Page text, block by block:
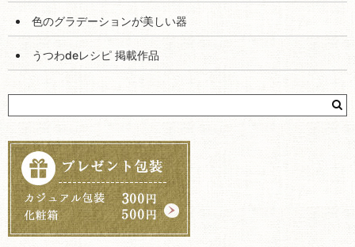
色のグラデーションが美しい器
うつわdeレシピ 掲載作品